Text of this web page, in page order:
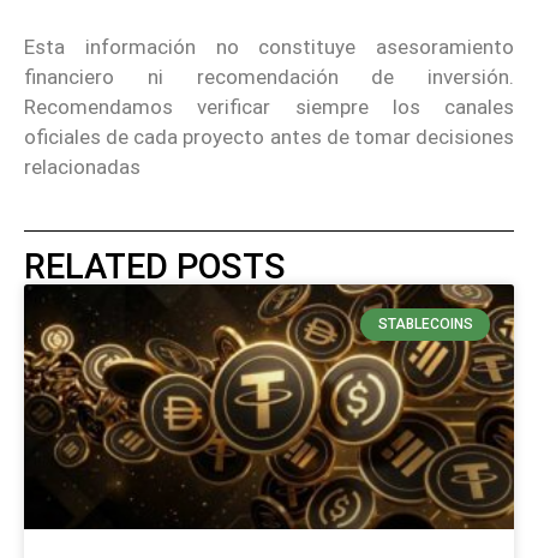
Esta información no constituye asesoramiento
financiero ni recomendación de inversión.
Recomendamos verificar siempre los canales
oficiales de cada proyecto antes de tomar decisiones
relacionadas
RELATED POSTS
STABLECOINS